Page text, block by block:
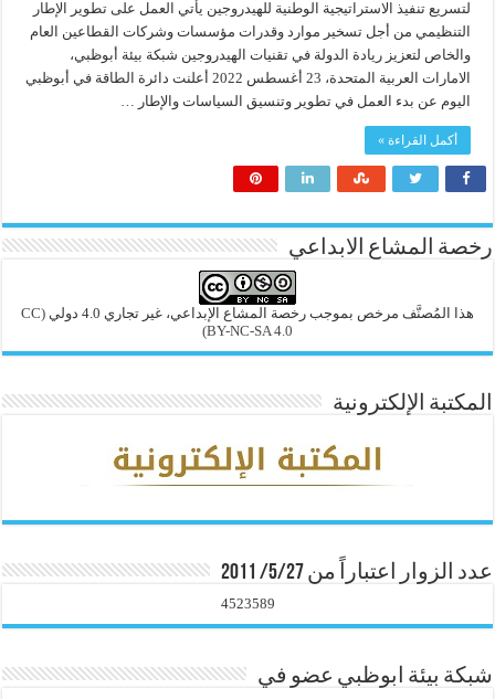
لتسريع تنفيذ الاستراتيجية الوطنية للهيدروجين يأتي العمل على تطوير الإطار
التنظيمي من أجل تسخير موارد وقدرات مؤسسات وشركات القطاعين العام
والخاص لتعزيز ريادة الدولة في تقنيات الهيدروجين شبكة بيئة أبوظبي،
الامارات العربية المتحدة، 23 أغسطس 2022 أعلنت دائرة الطاقة في أبوظبي
اليوم عن بدء العمل في تطوير وتنسيق السياسات والإطار …
أكمل القراءة »
رخصة المشاع الابداعي
هذا المُصنَّف مرخص بموجب رخصة المشاع الإبداعي، غير تجاري 4.0 دولي
(CC
BY-NC-SA 4.0)
المكتبة الإلكترونية
عدد الزوار اعتباراً من 5/27/ 2011
4523589
شبكة بيئة ابوظبي عضو في